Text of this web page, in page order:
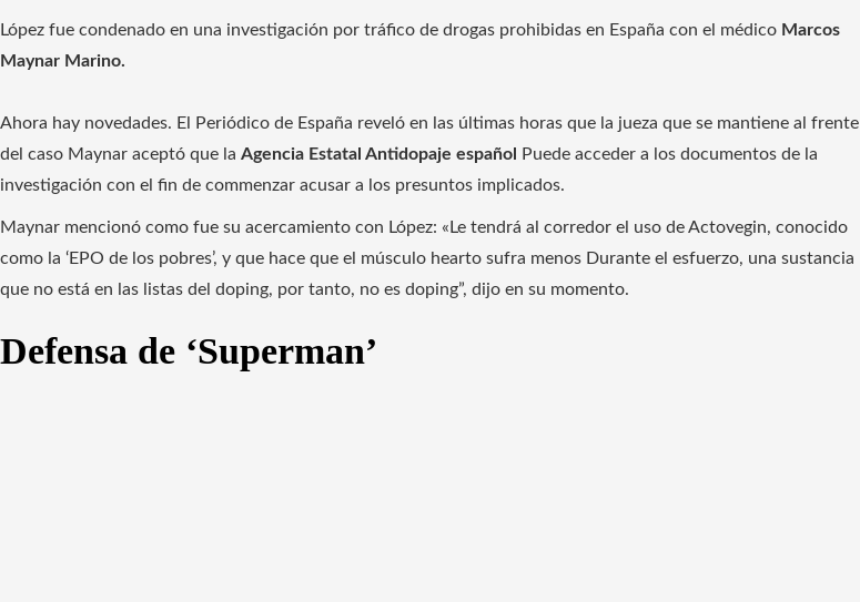
López fue condenado en una investigación por tráfico de drogas prohibidas en España con el médico Marcos
Maynar Marino.
Ahora hay novedades. El Periódico de España reveló en las últimas horas que la jueza que se mantiene al frente
del caso Maynar aceptó que la Agencia Estatal Antidopaje español
Puede acceder a los documentos de la
investigación con el fin de commenzar acusar a los presuntos implicados.
Maynar mencionó como fue su acercamiento con López: «Le tendrá al corredor el uso de Actovegin, conocido
como la ‘EPO de los pobres’, y que hace que el músculo hearto sufra menos Durante el esfuerzo, una sustancia
que no está en las listas del doping, por tanto, no es doping”, dijo en su momento.
Defensa de ‘Superman’